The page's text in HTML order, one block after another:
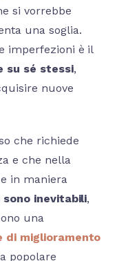
si vorrebbe
una soglia.
imperfezioni è il
su sé stessi,
nuove
che richiede
e che nella
in maniera
inevitabili,
una
di miglioramento
popolare